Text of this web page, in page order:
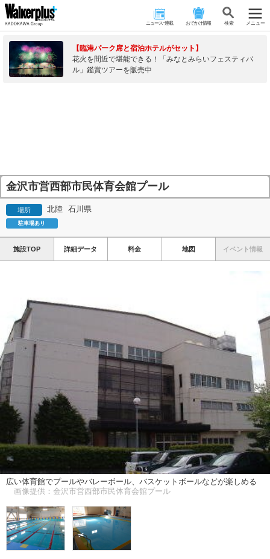
ニュース･連載 おでかけ情報 検 索 メニュー
【臨港パーク席と宿泊ホテルがセット】
花火を間近で堪能できる！「みなとみらいフェスティバ
ル」鑑賞ツアーを販売中
金沢市営西部市民体育会館プール
場所 北陸 石川県
駐車場あり
施設TOP 詳細データ 料金 地図 イベント情報
広い体育館でプールやバレーボール、バスケットボールなどが楽しめる
画像提供：金沢市営西部市民体育会館プール